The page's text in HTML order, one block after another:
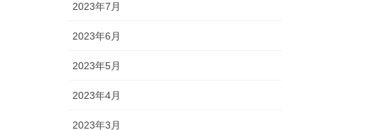
2023年7月
2023年6月
2023年5月
2023年4月
2023年3月